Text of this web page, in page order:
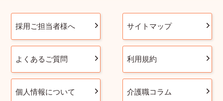
採用ご担当者様へ サイトマップ
よくあるご質問 利用規約
個人情報について 介護職コラム